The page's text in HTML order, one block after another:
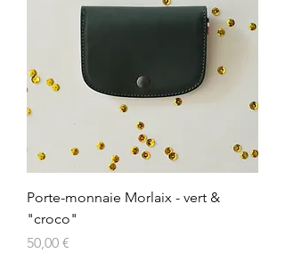
Porte-monnaie Morlaix - vert &
"croco"
Prix
50,00 €